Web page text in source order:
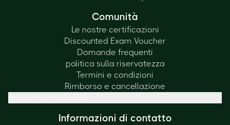
Comunità
Le nostre certificazioni
Discounted Exam Voucher
Domande frequenti
politica sulla riservatezza
Termini e condizioni
Rimborso e cancellazione
Informazioni di contatto